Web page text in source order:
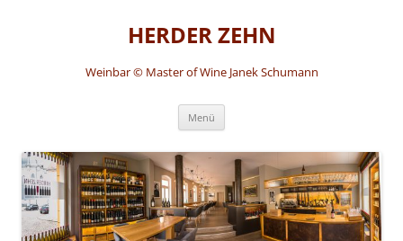
HERDER ZEHN
Weinbar © Master of Wine Janek Schumann
Menü